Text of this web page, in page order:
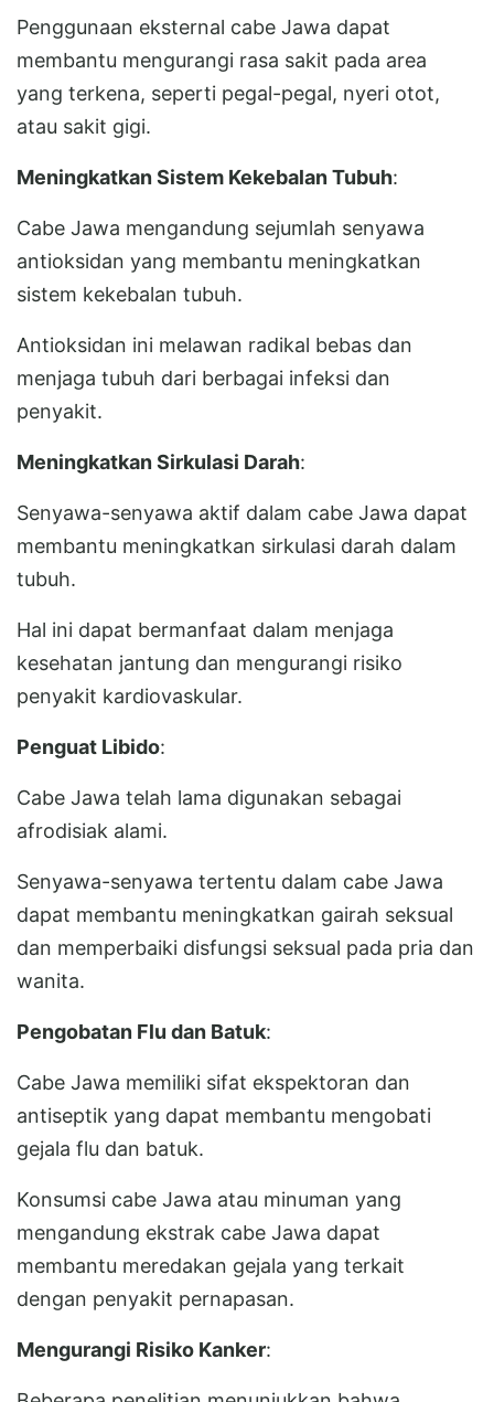
Penggunaan eksternal cabe Jawa dapat
membantu mengurangi rasa sakit pada area
yang terkena, seperti pegal-pegal, nyeri otot,
atau sakit gigi.
Meningkatkan Sistem Kekebalan Tubuh:
Cabe Jawa mengandung sejumlah senyawa
antioksidan yang membantu meningkatkan
sistem kekebalan tubuh.
Antioksidan ini melawan radikal bebas dan
menjaga tubuh dari berbagai infeksi dan
penyakit.
Meningkatkan Sirkulasi Darah:
Senyawa-senyawa aktif dalam cabe Jawa dapat
membantu meningkatkan sirkulasi darah dalam
tubuh.
Hal ini dapat bermanfaat dalam menjaga
kesehatan jantung dan mengurangi risiko
penyakit kardiovaskular.
Penguat Libido:
Cabe Jawa telah lama digunakan sebagai
afrodisiak alami.
Senyawa-senyawa tertentu dalam cabe Jawa
dapat membantu meningkatkan gairah seksual
dan memperbaiki disfungsi seksual pada pria dan
wanita.
Pengobatan Flu dan Batuk:
Cabe Jawa memiliki sifat ekspektoran dan
antiseptik yang dapat membantu mengobati
gejala flu dan batuk.
Konsumsi cabe Jawa atau minuman yang
mengandung ekstrak cabe Jawa dapat
membantu meredakan gejala yang terkait
dengan penyakit pernapasan.
Mengurangi Risiko Kanker: